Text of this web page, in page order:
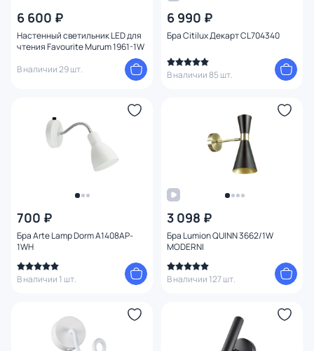
6 600 ₽
Настенный светильник LED для
чтения Favourite Murum 1961-1W
В наличии 29 шт.
6 990 ₽
Бра Citilux Декарт CL704340
В наличии 85 шт.
700 ₽
Бра Arte Lamp Dorm A1408AP-
1WH
В наличии 1 шт.
3 098 ₽
Бра Lumion QUINN 3662/1W
MODERNI
В наличии 127 шт.